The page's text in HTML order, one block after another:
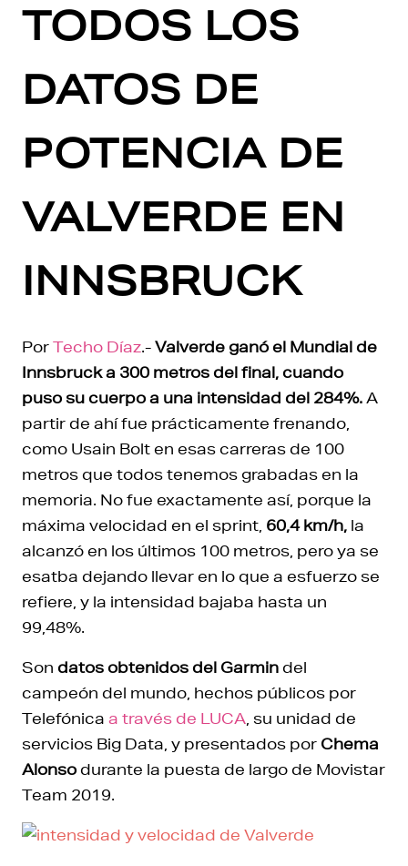
TODOS LOS
DATOS DE
POTENCIA DE
VALVERDE EN
INNSBRUCK
PorTecho Díaz.-Valverde ganó el Mundial de
Innsbruck a 300 metros del final, cuando
puso su cuerpo a una intensidad del 284%. A
partir de ahí fue prácticamente frenando,
como Usain Bolt en esas carreras de 100
metros que todos tenemos grabadas en la
memoria. No fue exactamente así, porque la
máxima velocidad en el sprint, 60,4 km/h, la
alcanzó en los últimos 100 metros, pero ya se
esatba dejando llevar en lo que a esfuerzo se
refiere, y la intensidad bajaba hasta un
99,48%.
Son datos obtenidos del Garmindel
campeón del mundo, hechos públicos por
Telefónica a través de LUCA , su unidad de
servicios Big Data, y presentados por Chema
Alonsodurante la puesta de largo de Movistar
Team 2019.